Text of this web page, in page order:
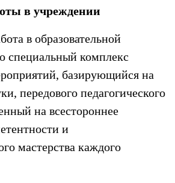
в учреждении
в образовательной
специальный комплекс
базирующийся на
передового педагогического
на всестороннее
и
мастерства каждого